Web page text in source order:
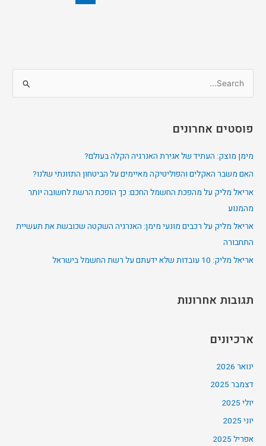
e
r
o
r
:
פוסטים אחרונים
מימן מוצק: העתיד של אגירת האנרגיה הקלה בעולם?
האם משבר האקלים והפוליטיקה מאיימים על הביטחון התזונתי שלנו?
אריאל מליק על מהפכת החשמל החכם: כך הופכת הרשת לחשובה יותר
מהמנוע
אריאל מליק על רכבים מונעי מימן: האנרגיה השקטה שכובשת את תעשיית
התחבורה
אריאל מליק: 10 עובדות שלא ידעתם על רשת החשמל בישראל
תגובות אחרונות
ארכיונים
ינואר 2026
דצמבר 2025
יולי 2025
יוני 2025
אפריל 2025